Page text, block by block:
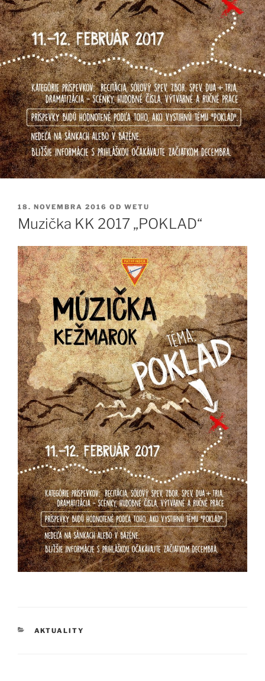
PUBLIKOVANÉ
18. NOVEMBRA 2016 OD WETU
Muzička KK 2017 „POKLAD“
KATEGÓRIE
AKTUALITY